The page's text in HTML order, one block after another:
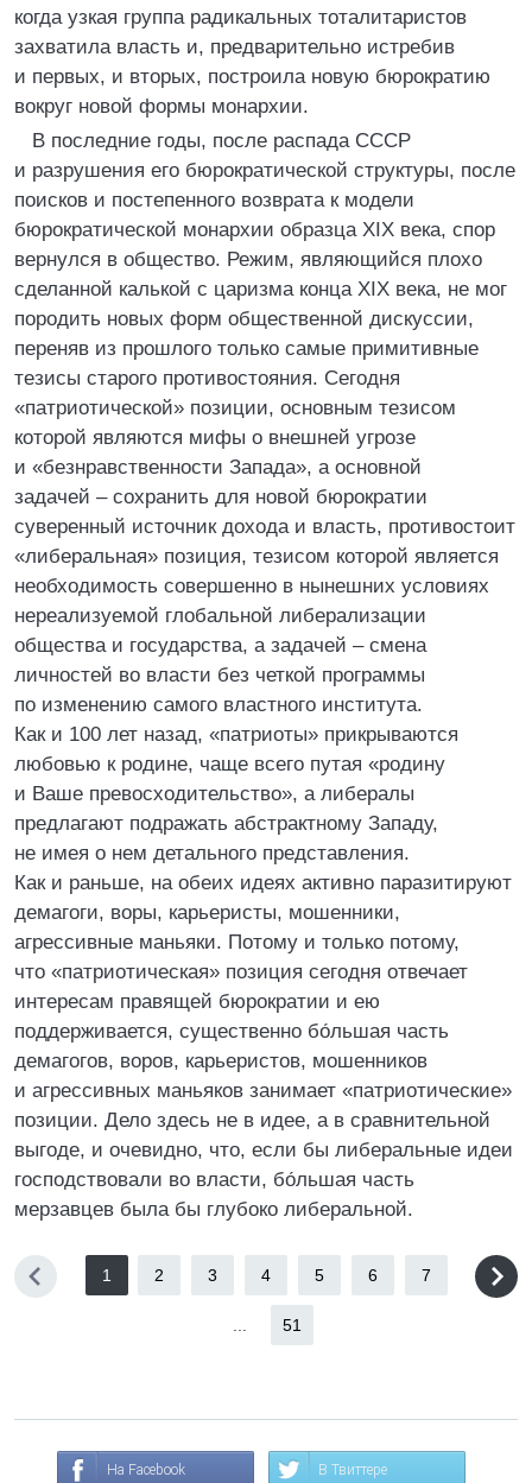
когда узкая группа радикальных тоталитаристов
захватила власть и, предварительно истребив
и первых, и вторых, построила новую бюрократию
вокруг новой формы монархии.
В последние годы, после распада СССР
и разрушения его бюрократической структуры, после
поисков и постепенного возврата к модели
бюрократической монархии образца XIX века, спор
вернулся в общество. Режим, являющийся плохо
сделанной калькой с царизма конца XIX века, не мог
породить новых форм общественной дискуссии,
переняв из прошлого только самые примитивные
тезисы старого противостояния. Сегодня
«патриотической» позиции, основным тезисом
которой являются мифы о внешней угрозе
и «безнравственности Запада», а основной
задачей – сохранить для новой бюрократии
суверенный источник дохода и власть, противостоит
«либеральная» позиция, тезисом которой является
необходимость совершенно в нынешних условиях
нереализуемой глобальной либерализации
общества и государства, а задачей – смена
личностей во власти без четкой программы
по изменению самого властного института.
Как и 100 лет назад, «патриоты» прикрываются
любовью к родине, чаще всего путая «родину
и Ваше превосходительство», а либералы
предлагают подражать абстрактному Западу,
не имея о нем детального представления.
Как и раньше, на обеих идеях активно паразитируют
демагоги, воры, карьеристы, мошенники,
агрессивные маньяки. Потому и только потому,
что «патриотическая» позиция сегодня отвечает
интересам правящей бюрократии и ею
поддерживается, существенно бо́льшая часть
демагогов, воров, карьеристов, мошенников
и агрессивных маньяков занимает «патриотические»
позиции. Дело здесь не в идее, а в сравнительной
выгоде, и очевидно, что, если бы либеральные идеи
господствовали во власти, бо́льшая часть
мерзавцев была бы глубоко либеральной.
1 2 3 4 5 6 7
51
На Facebook В Твиттере